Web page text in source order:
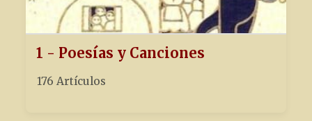
1 - Poesías y Canciones
176 Artículos